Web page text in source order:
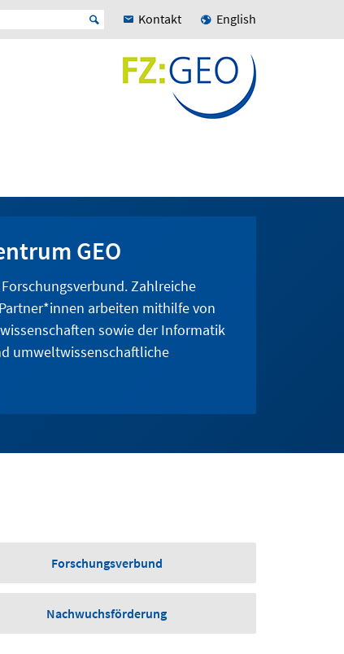
Kontakt English
GEO
Zahlreiche
arbeiten mithilfe von
sowie der Informatik
umweltwissenschaftliche
Forschungsverbund
Nachwuchsförderung